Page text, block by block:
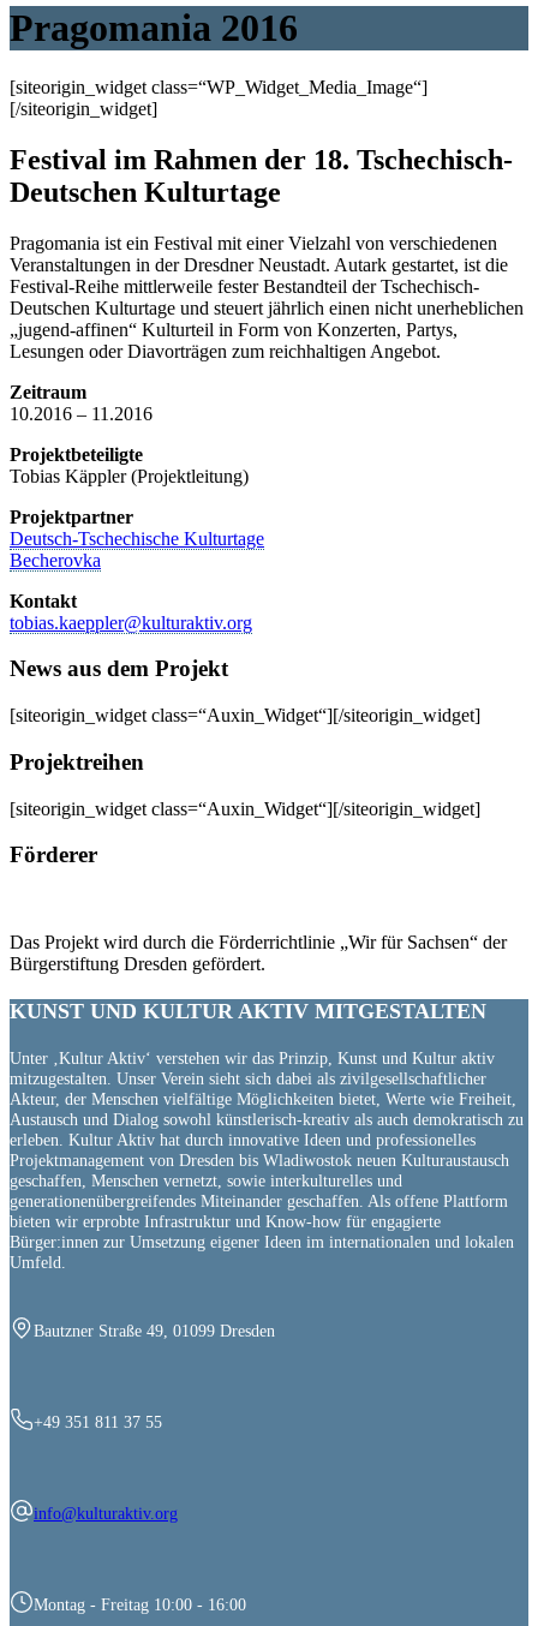
Pragomania 2016
[siteorigin_widget class=“WP_Widget_Media_Image“]
[/siteorigin_widget]
Festival im Rahmen der 18. Tschechisch-
Deutschen Kulturtage
Pragomania ist ein Festival mit einer Vielzahl von verschiedenen
Veranstaltungen in der Dresdner Neustadt. Autark gestartet, ist die
Festival-Reihe mittlerweile fester Bestandteil der Tschechisch-
Deutschen Kulturtage und steuert jährlich einen nicht unerheblichen
„jugend-affinen“ Kulturteil in Form von Konzerten, Partys,
Lesungen oder Diavorträgen zum reichhaltigen Angebot.
Zeitraum
10.2016 – 11.2016
Projektbeteiligte
Tobias Käppler (Projektleitung)
Projektpartner
Deutsch-Tschechische Kulturtage
Becherovka
Kontakt
tobias.kaeppler@kulturaktiv.org
News aus dem Projekt
[siteorigin_widget class=“Auxin_Widget“][/siteorigin_widget]
Projektreihen
[siteorigin_widget class=“Auxin_Widget“][/siteorigin_widget]
Förderer
Das Projekt wird durch die Förderrichtlinie „Wir für Sachsen“ der
Bürgerstiftung Dresden gefördert.
KUNST UND KULTUR AKTIV MITGESTALTEN
Unter ‚Kultur Aktiv‘ verstehen wir das Prinzip, Kunst und Kultur aktiv
mitzugestalten. Unser Verein sieht sich dabei als zivilgesellschaftlicher
Akteur, der Menschen vielfältige Möglichkeiten bietet, Werte wie Freiheit,
Austausch und Dialog sowohl künstlerisch-kreativ als auch demokratisch zu
erleben. Kultur Aktiv hat durch innovative Ideen und professionelles
Projektmanagement von Dresden bis Wladiwostok neuen Kulturaustausch
geschaffen, Menschen vernetzt, sowie interkulturelles und
generationenübergreifendes Miteinander geschaffen. Als offene Plattform
bieten wir erprobte Infrastruktur und Know-how für engagierte
Bürger:innen zur Umsetzung eigener Ideen im internationalen und lokalen
Umfeld.
Bautzner Straße 49, 01099 Dresden
+49 351 811 37 55
info@kulturaktiv.org
Montag - Freitag 10:00 - 16:00